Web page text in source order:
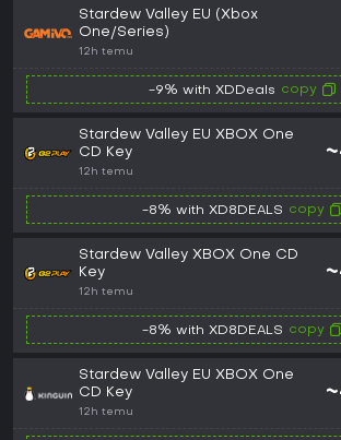
Stardew Valley EU (Xbox
One/Series)
12h temu
-9% with XDDeals copy
Stardew Valley EU XBOX One
CD Key
12h temu
-8% with XD8DEALS copy
Stardew Valley XBOX One CD
Key
12h temu
-8% with XD8DEALS copy
Stardew Valley EU XBOX One
CD Key
12h temu